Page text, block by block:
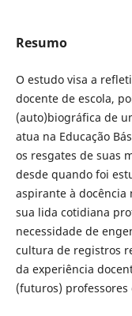
Resumo
O estudo visa a
docente de escola,
(auto)biográfica de
atua na Educação
os resgates de suas
desde quando foi
aspirante à docência
sua lida cotidiana
necessidade de
cultura de registros
da experiência
(futuros) professores